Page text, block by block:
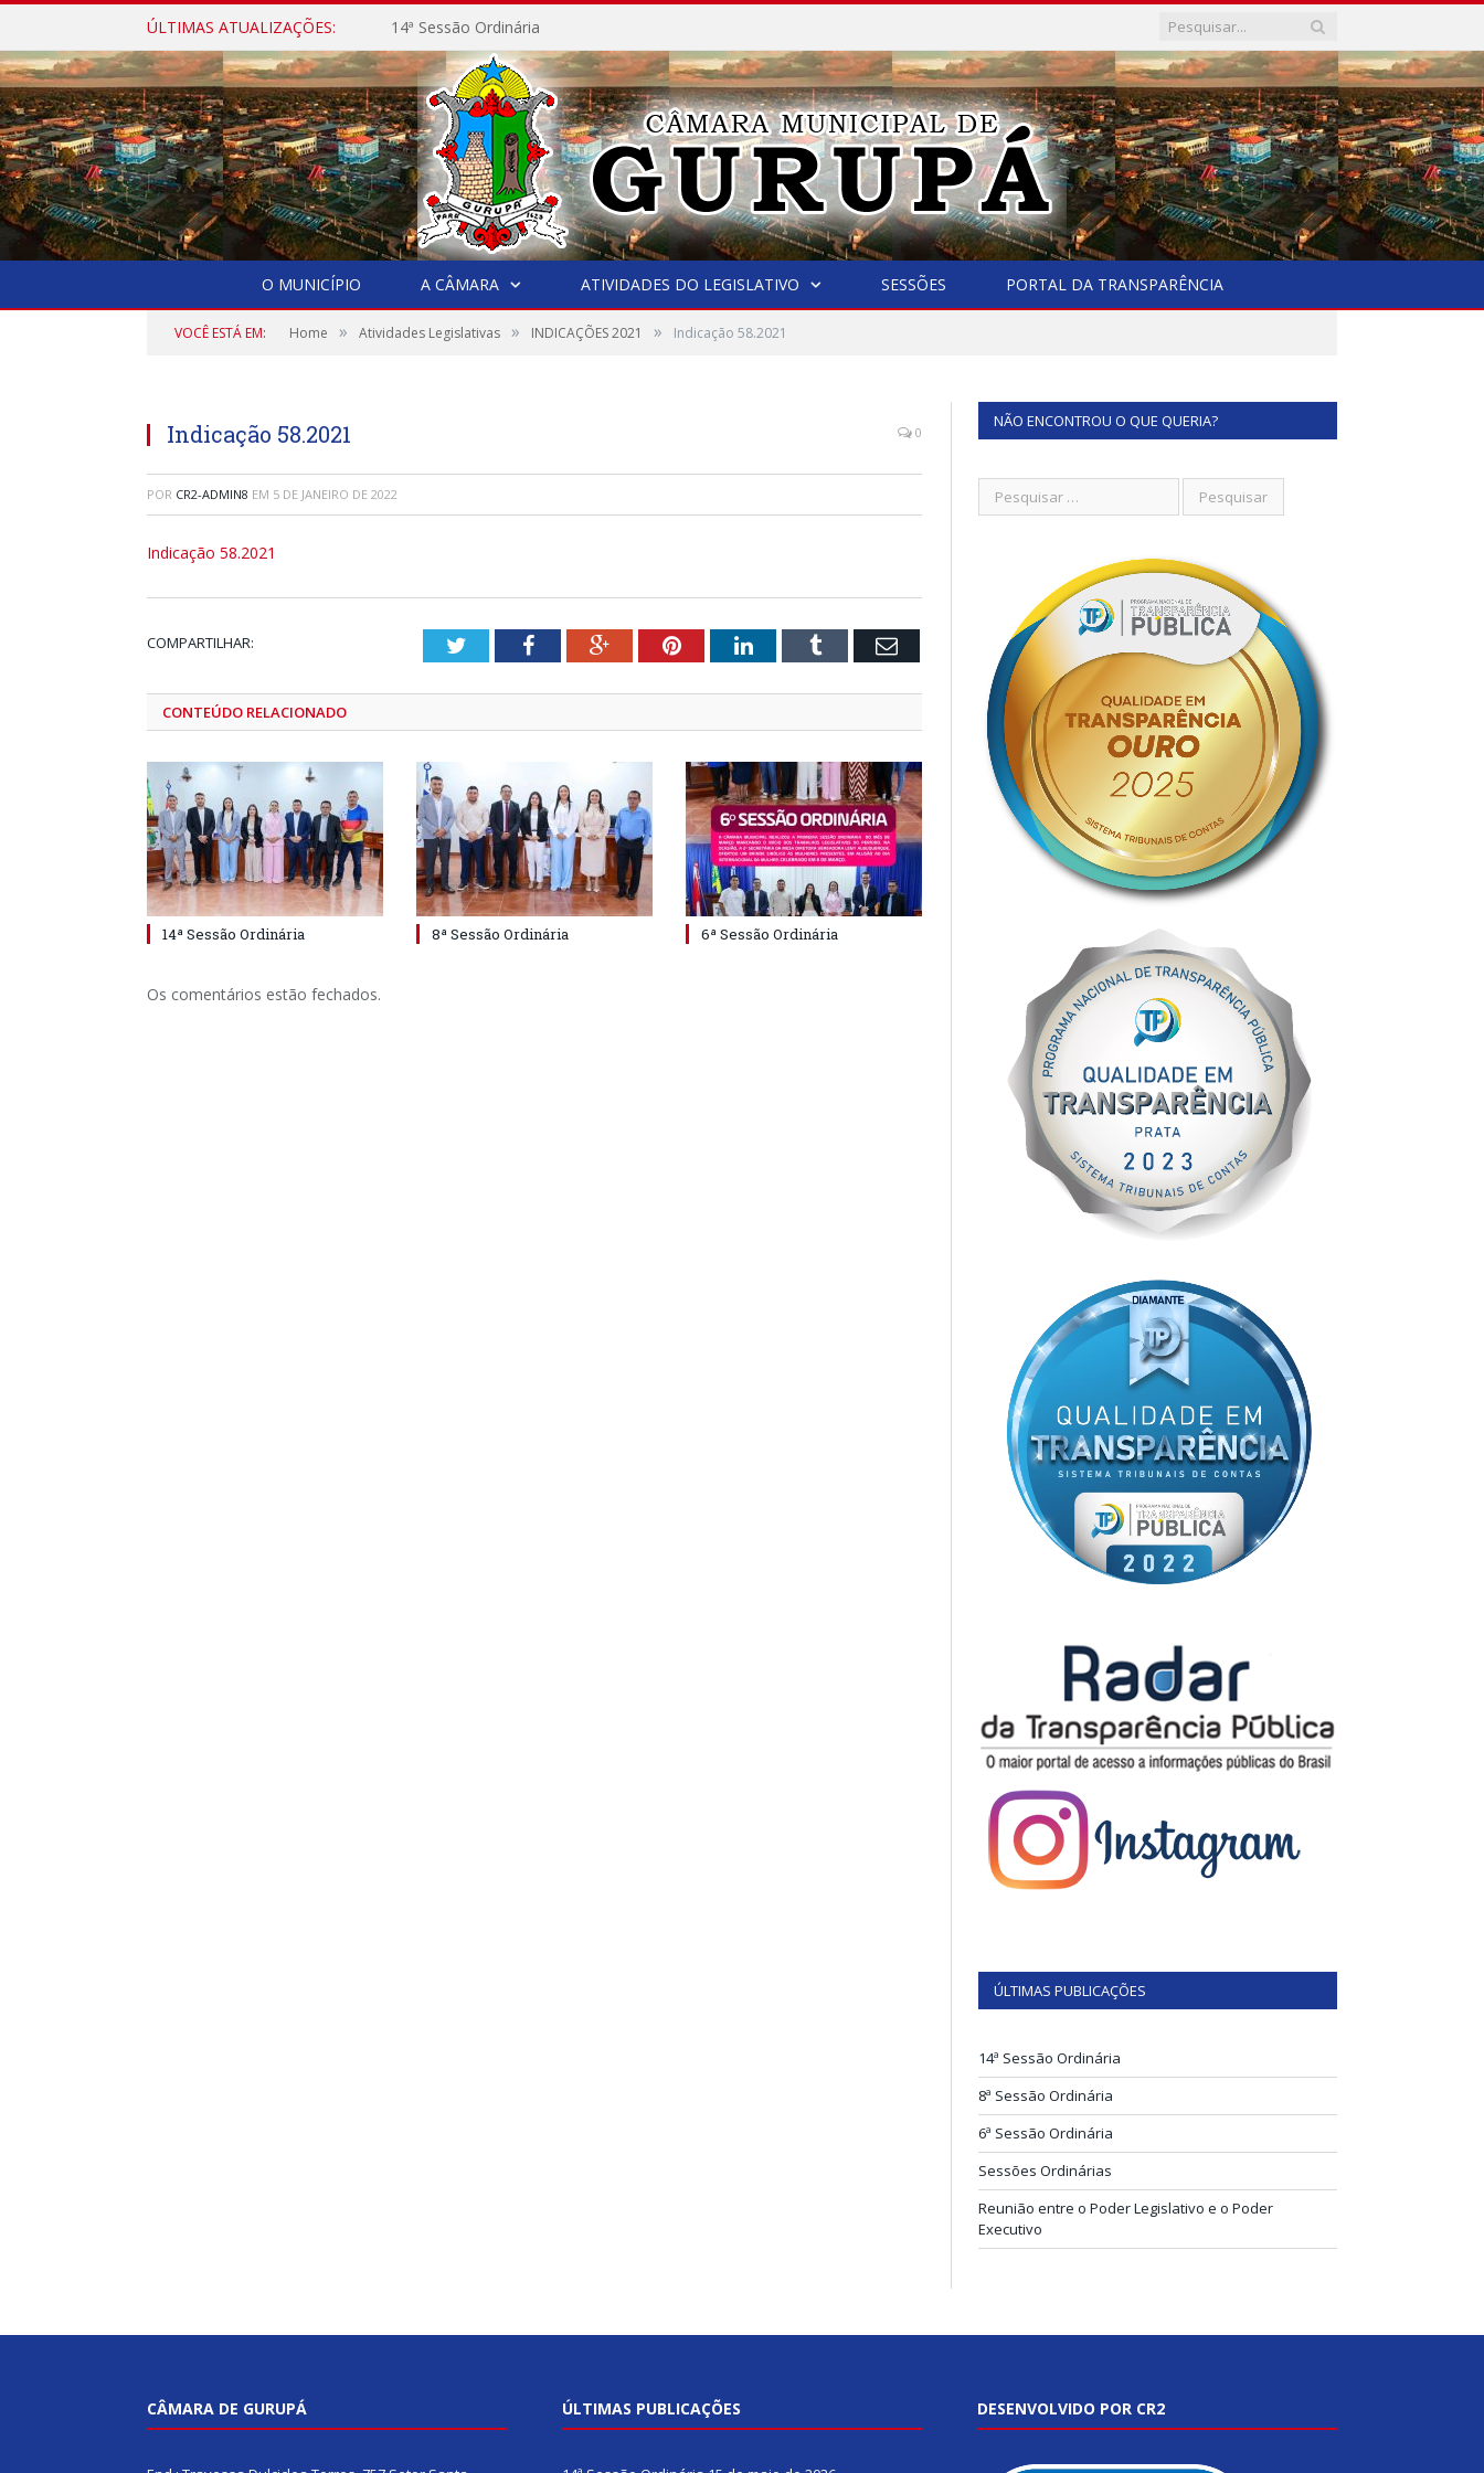
ÚLTIMAS ATUALIZAÇÕES: 14ª Sessão Ordinária
O MUNICÍPIO A CÂMARA ATIVIDADES DO LEGISLATIVO SESSÕES PORTAL DA TRANSPARÊNCIA
VOCÊ ESTÁ EM: Home » Atividades Legislativas » INDICAÇÕES 2021 » Indicação 58.2021
Indicação 58.2021 0
POR CR2-ADMIN8 EM 5 DE JANEIRO DE 2022
Indicação 58.2021
COMPARTILHAR: TwitterFacebookGoogle+PinterestLinkedInTumblr Email
CONTEÚDO RELACIONADO
14ª Sessão Ordinária 8ª Sessão Ordinária 6ª Sessão Ordinária
Os comentários estão fechados.
NÃO ENCONTROU O QUE QUERIA?
ÚLTIMAS PUBLICAÇÕES
14ª Sessão Ordinária
8ª Sessão Ordinária
6ª Sessão Ordinária
Sessões Ordinárias
Reunião entre o Poder Legislativo e o Poder
Executivo
CÂMARA DE GURUPÁ ÚLTIMAS PUBLICAÇÕES DESENVOLVIDO POR CR2